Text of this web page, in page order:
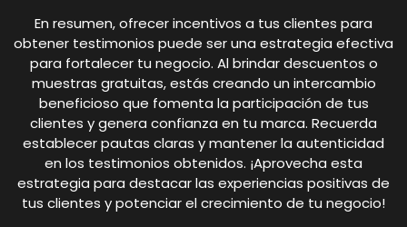
En resumen, ofrecer incentivos a tus clientes para
obtener testimonios puede ser una estrategia efectiva
para fortalecer tu negocio. Al brindar descuentos o
muestras gratuitas, estás creando un intercambio
beneficioso que fomenta la participación de tus
clientes y genera confianza en tu marca. Recuerda
establecer pautas claras y mantener la autenticidad
en los testimonios obtenidos. ¡Aprovecha esta
estrategia para destacar las experiencias positivas de
tus clientes y potenciar el crecimiento de tu negocio!